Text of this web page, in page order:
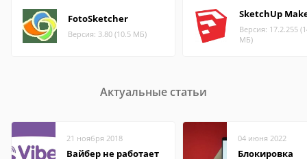
FotoSketcher
Версия: 3.80 (10.5 МБ)
SketchUp
Версия: 17.2.255
МБ)
Актуальные статьи
21 ноября 2018
Вайбер не работает
04 июня 2022
Блокировка